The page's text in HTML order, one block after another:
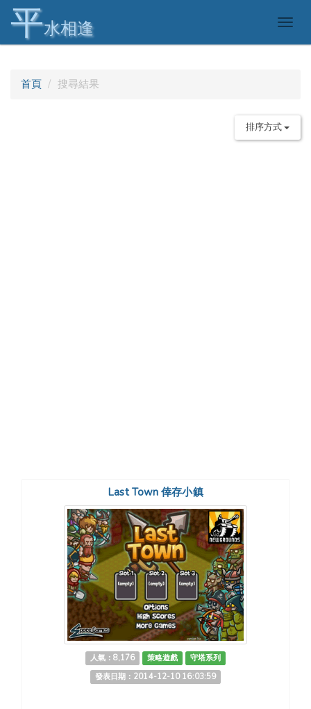
平水相逢
首頁 搜尋結果
排序方式
Last Town 倖存小鎮
人氣：8,176 策略遊戲
守塔系列
發表日期：2014-12-10 16:03:59